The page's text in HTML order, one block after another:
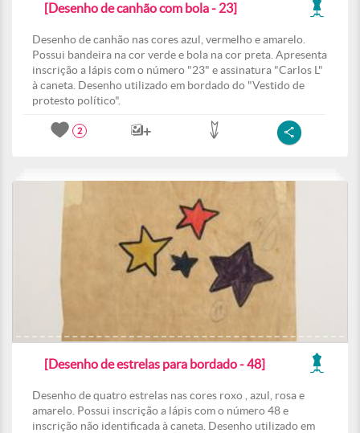
[Desenho de canhão com bola - 23]
Desenho de canhão nas cores azul, vermelho e amarelo.
Possui bandeira na cor verde e bola na cor preta. Apresenta
inscrição a lápis com o número "23" e assinatura "Carlos L"
à caneta. Desenho utilizado em bordado do "Vestido de
protesto político".
2
[Desenho de estrelas para bordado - 48]
Desenho de quatro estrelas nas cores roxo , azul, rosa e
amarelo. Possui inscrição a lápis com o número 48 e
inscrição não identificada à caneta. Desenho utilizado em